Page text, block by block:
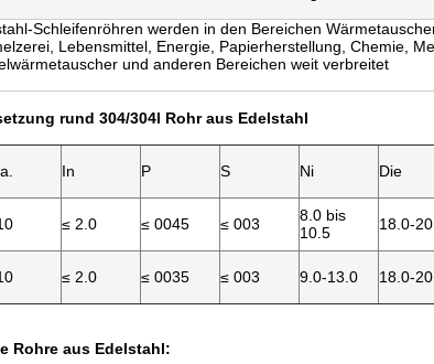
Schleifenröhren werden in den Bereichen
Lebensmittel, Energie, Papierherstellung, Chemie,
und anderen Bereichen weit verbreitet
rund 304/304l Rohr aus Edelstahl
In P S Ni Die
≤ 2.0 ≤ 0045 ≤ 003
8.0 bis
10.5
18.0-
≤ 2.0 ≤ 0035 ≤ 003 9.0-13.0 18.0-
Rohre aus Edelstahl: